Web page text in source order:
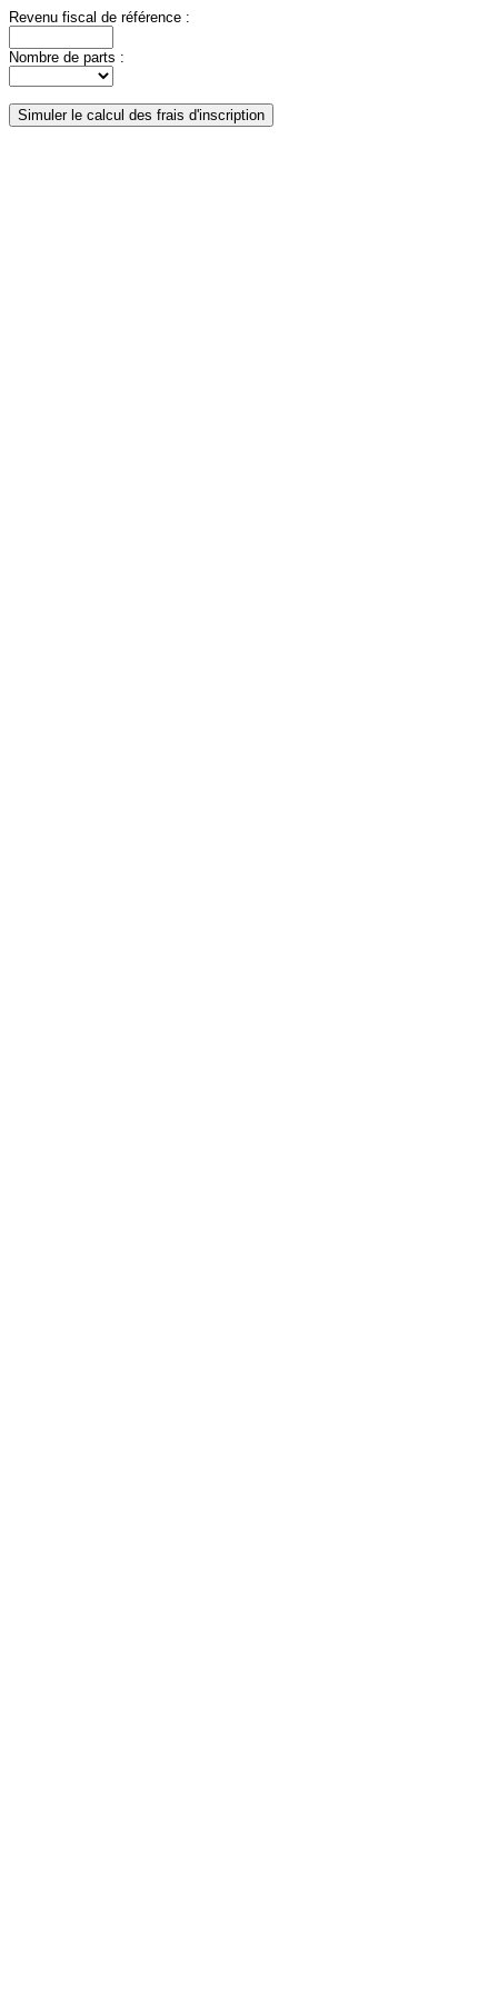
Revenu fiscal de référence :
Nombre de parts :